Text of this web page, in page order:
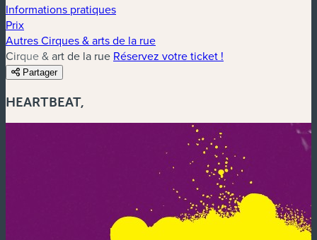
Informations pratiques
Prix
Autres Cirques & arts de la rue
Cirque & art de la rue Réservez votre ticket !
Partager
HEARTBEAT,